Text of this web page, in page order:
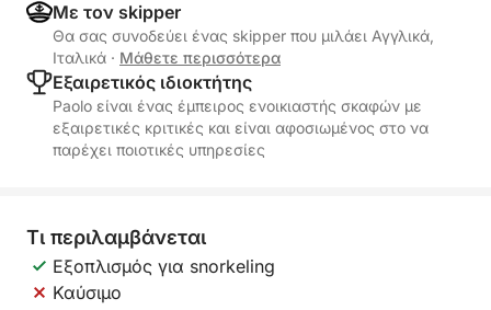
Με τον skipper
Θα σας συνοδεύει ένας skipper που μιλάει Αγγλικά,
Ιταλικά · Μάθετε περισσότερα
Εξαιρετικός ιδιοκτήτης
Paolo είναι ένας έμπειρος ενοικιαστής σκαφών με
εξαιρετικές κριτικές και είναι αφοσιωμένος στο να
παρέχει ποιοτικές υπηρεσίες
Τι περιλαμβάνεται
Εξοπλισμός για snorkeling
Καύσιμο